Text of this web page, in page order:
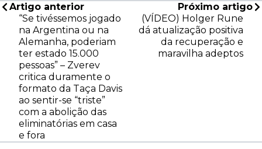
Artigo anterior
“Se tivéssemos jogado
na Argentina ou na
Alemanha, poderiam
ter estado 15.000
pessoas” – Zverev
critica duramente o
formato da Taça Davis
ao sentir-se “triste”
com a abolição das
eliminatórias em casa
e fora
Próximo artigo
(VÍDEO) Holger Rune
dá atualização positiva
da recuperação e
maravilha adeptos